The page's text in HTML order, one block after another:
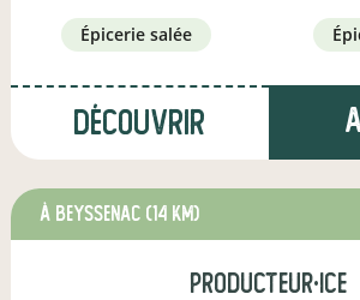
épicerie salée
Découvrir
à Beyssenac (14 km)
producteur·ice